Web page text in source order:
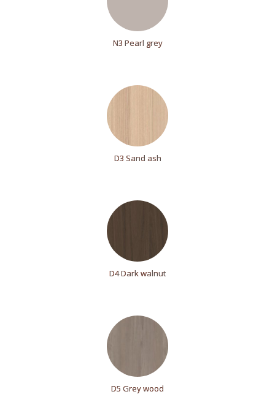
N3 Pearl grey
D3 Sand ash
D4 Dark walnut
D5 Grey wood